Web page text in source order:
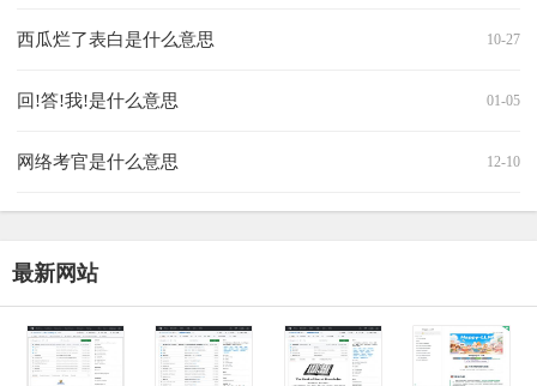
10-27
西瓜烂了表白是什么意思
01-05
回!答!我!是什么意思
12-10
网络考官是什么意思
最新网站